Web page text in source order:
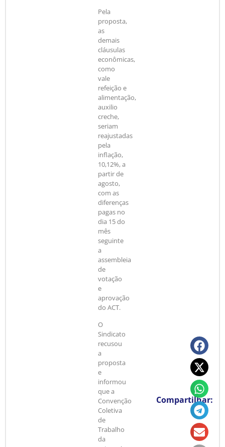
Pela
proposta,
as
demais
cláusulas
econômicas,
como
vale
refeição e
alimentação,
auxilio
creche,
seriam
reajustadas
pela
inflação,
10,12%, a
partir de
agosto,
com as
diferenças
pagas no
dia 15 do
mês
seguinte
a
assembleia
de
votação
e
aprovação
do ACT.
O
Sindicato
recusou
a
proposta
e
informou
que a
Convenção
Coletiva
de
Trabalho
da
Compartilhar: